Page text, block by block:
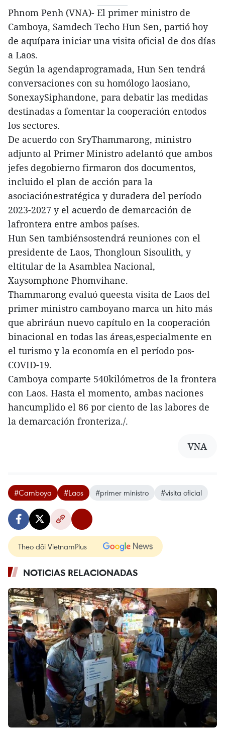
Phnom Penh (VNA)- El primer ministro de
Camboya, Samdech Techo Hun Sen, partió hoy
de aquípara iniciar una visita oficial de dos días
a Laos.
Según la agendaprogramada, Hun Sen tendrá
conversaciones con su homólogo laosiano,
SonexaySiphandone, para debatir las medidas
destinadas a fomentar la cooperación entodos
los sectores.
De acuerdo con SryThammarong, ministro
adjunto al Primer Ministro adelantó que ambos
jefes degobierno firmaron dos documentos,
incluido el plan de acción para la
asociaciónestratégica y duradera del período
2023-2027 y el acuerdo de demarcación de
lafrontera entre ambos países.
Hun Sen tambiénsostendrá reuniones con el
presidente de Laos, Thongloun Sisoulith, y
eltitular de la Asamblea Nacional,
Xaysomphone Phomvihane.
Thammarong evaluó queesta visita de Laos del
primer ministro camboyano marca un hito más
que abriráun nuevo capítulo en la cooperación
binacional en todas las áreas,especialmente en
el turismo y la economía en el período pos-
COVID-19.
Camboya comparte 540kilómetros de la frontera
con Laos. Hasta el momento, ambas naciones
hancumplido el 86 por ciento de las labores de
la demarcación fronteriza./.
VNA
#Camboya #Laos #primer ministro #visita oficial
Theo dõi VietnamPlus
NOTICIAS RELACIONADAS